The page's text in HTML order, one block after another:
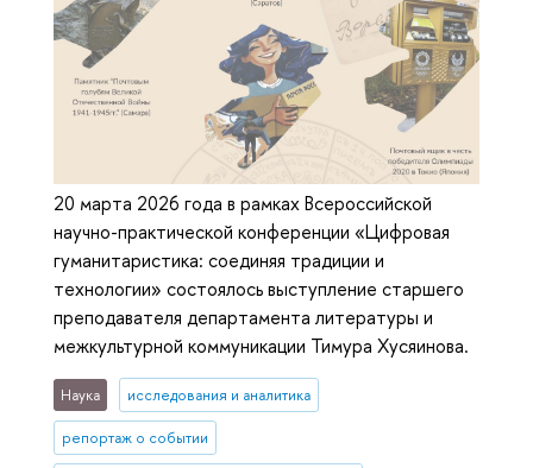
20 марта 2026 года в рамках Всероссийской
научно-практической конференции «Цифровая
гуманитаристика: соединяя традиции и
технологии» состоялось выступление старшего
преподавателя департамента литературы и
межкультурной коммуникации Тимура Хусяинова.
Наука исследования и аналитика
репортаж о событии